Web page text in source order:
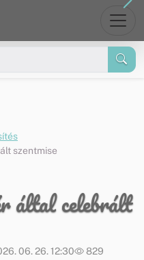
szentmise
által celebrált
06. 26. 12:30 829